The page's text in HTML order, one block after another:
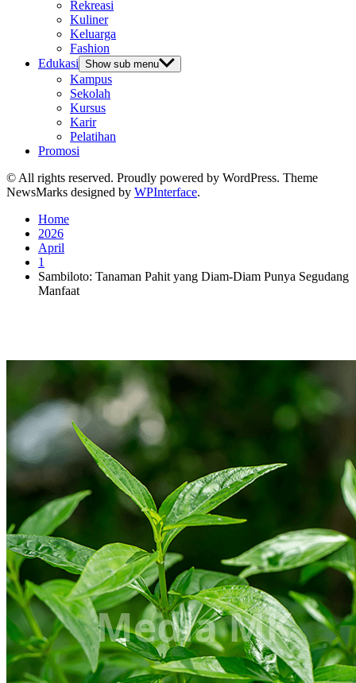
Rekreasi
Kuliner
Keluarga
Fashion
Edukasi Show sub menu
Kampus
Sekolah
Kursus
Karir
Pelatihan
Promosi
© All rights reserved. Proudly powered by WordPress. Theme
NewsMarks designed by WPInterface.
Home
2026
April
1
Sambiloto: Tanaman Pahit yang Diam-Diam Punya Segudang
Manfaat